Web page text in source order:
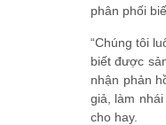
phân phối
“Chúng tôi
biết được
nhận phản
giả, làm
cho hay.